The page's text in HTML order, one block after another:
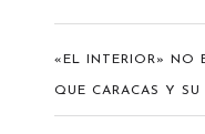
«EL INTERIOR» NO
QUE CARACAS Y SU